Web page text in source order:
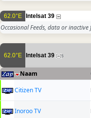
62.0°E Intelsat 39
Occasional Feeds, data or inactive
62.0°E Intelsat 39 5
Naam
Citizen TV
Inoroo TV